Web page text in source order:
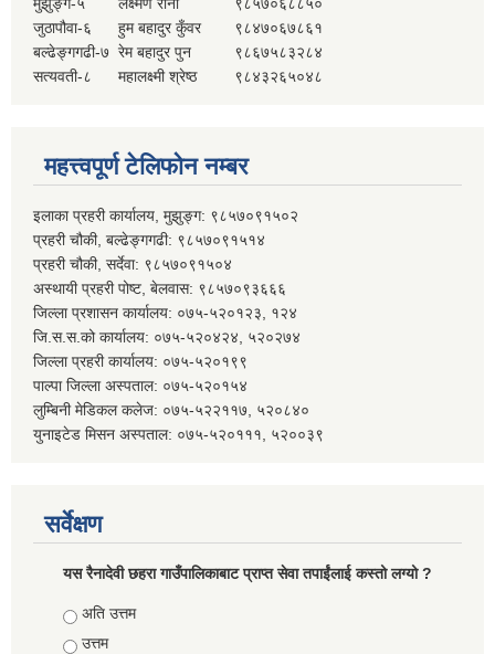
जुठापौवा-६
हुम बहादुर कुँवर
९८४७०६७८६१
बल्ढेङ्गगढी-७ रेम बहादुर पुन
९८६७५८३२८४
सत्यवती-८
महालक्ष्मी श्रेष्ठ ९८४३२६५०४८
महत्त्वपूर्ण टेलिफोन नम्बर
इलाका प्रहरी कार्यालय, मुझुङ्ग: ९८५७०९१५०२
प्रहरी चौकी, बल्ढेङ्गगढी: ९८५७०९१५१४
प्रहरी चौकी, सर्देवा: ९८५७०९१५०४
अस्थायी प्रहरी पोष्ट, बेलवास: ९८५७०९३६६६
जिल्ला प्रशासन कार्यालय: ०७५-५२०१२३, १२४
जि.स.स.को कार्यालय: ०७५-५२०४२४, ५२०२७४
जिल्ला प्रहरी कार्यालय: ०७५-५२०१९९
पाल्पा जिल्ला अस्पताल: ०७५-५२०१५४
लुम्बिनी मेडिकल कलेज: ०७५-५२२११७, ५२०८४०
युनाइटेड मिसन अस्पताल: ०७५-५२०१११, ५२००३९
सर्वेक्षण
यस रैनादेवी छहरा गाउँपालिकाबाट प्राप्त सेवा तपाईंलाई कस्तो लग्यो ?
Choices
अति उत्तम
उत्तम